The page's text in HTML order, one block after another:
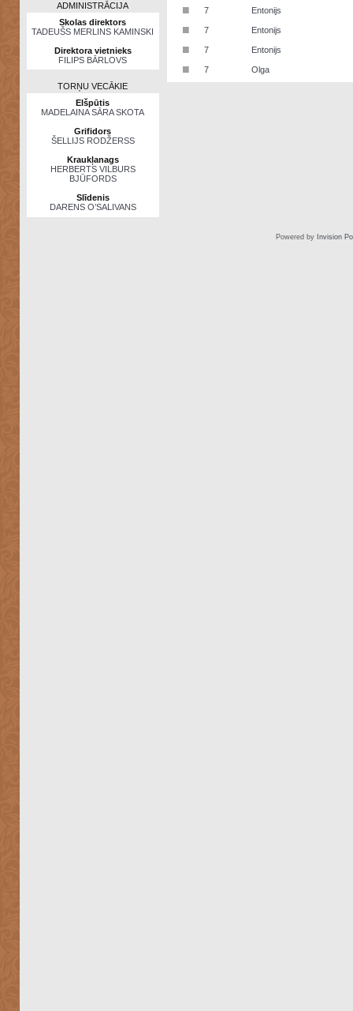
ADMINISTRĀCIJA
Skolas direktors
TADEUŠS MERLINS KAMINSKI
Direktora vietnieks
FILIPS BĀRLOVS
TORŅU VECĀKIE
Elšpūtis
MADELAINA SĀRA SKOTA
Grifidors
ŠELLIJS RODŽERSS
Kraukļanags
HERBERTS VILBURS
BJŪFORDS
Slīdenis
DARENS O’SALIVANS
■ 7 Entonijs
■ 7 Entonijs
■ 7 Entonijs
■ 7 Olga
Powered by Invision